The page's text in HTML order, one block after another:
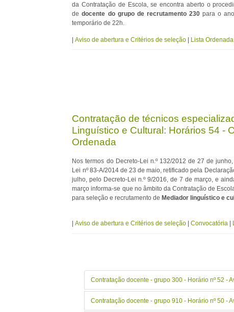
da Contratação de Escola, se encontra aberto o
dedocente do grupo de recrutamento 230para o ano
temporário de 22h.
Aviso de abertura e Critérios de seleção Lista Ordenada
Contratação de técnicos
Linguístico e Cultural: Horários 54 -
Ordenada
Nos termos do Decreto-Lei n.º 132/2012 de 27 de
Lei nº 83-A/2014 de 23 de maio, retificado pela
julho, pelo Decreto-Lei n.º 9/2016, de 7 de março, e
março informa-se que no âmbito da Contratação de
para seleção e recrutamento de Mediador linguístico e
Aviso de abertura e Critérios de seleção |Convocatória
Contratação docente - grupo 300 - Horário nº 52 -
Contratação docente - grupo 910 - Horário nº 50 -